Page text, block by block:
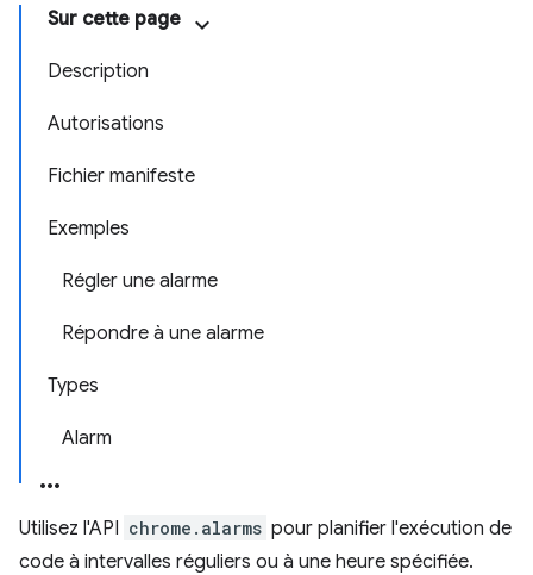
Sur cette page
Description
Autorisations
Fichier manifeste
Exemples
Régler une alarme
Répondre à une alarme
Types
Alarm
Utilisez l'API chrome.alarms pour planifier l'exécution de
code à intervalles réguliers ou à une heure spécifiée.